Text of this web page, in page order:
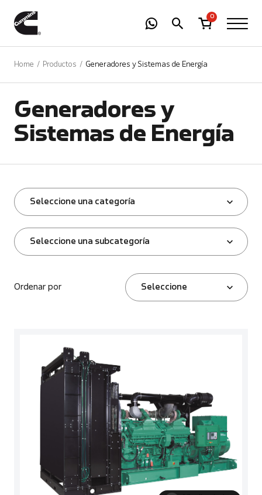
0
Home Productos Generadores y Sistemas de Energía
Generadores y
Sistemas de Energía
Seleccione una categoría
Seleccione una subcategoría
Ordenar por Seleccione